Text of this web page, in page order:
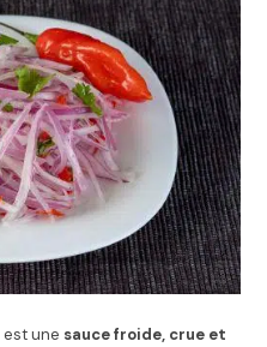
est une sauce froide, crue et